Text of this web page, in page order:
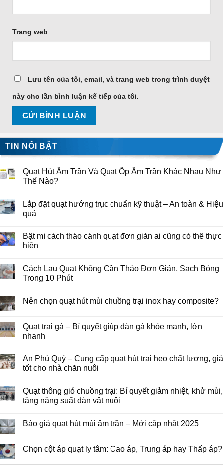
Trang web
Lưu tên của tôi, email, và trang web trong trình duyệt
này cho lần bình luận kế tiếp của tôi.
TIN NỔI BẬT
Quạt Hút Âm Trần Và Quạt Ốp Âm Trần Khác Nhau Như
Thế Nào?
Lắp đặt quạt hướng trục chuẩn kỹ thuật – An toàn & Hiệu
quả
Bật mí cách tháo cánh quạt đơn giản ai cũng có thể thực
hiện
Cách Lau Quạt Không Cần Tháo Đơn Giản, Sạch Bóng
Trong 10 Phút
Nên chọn quạt hút mùi chuồng trại inox hay composite?
Quạt trại gà – Bí quyết giúp đàn gà khỏe mạnh, lớn
nhanh
An Phú Quý – Cung cấp quạt hút trại heo chất lượng, giá
tốt cho nhà chăn nuôi
Quạt thông gió chuồng trại: Bí quyết giảm nhiệt, khử mùi,
tăng năng suất đàn vật nuôi
Báo giá quạt hút mùi âm trần – Mới cập nhật 2025
Chọn cột áp quạt ly tâm: Cao áp, Trung áp hay Thấp áp?